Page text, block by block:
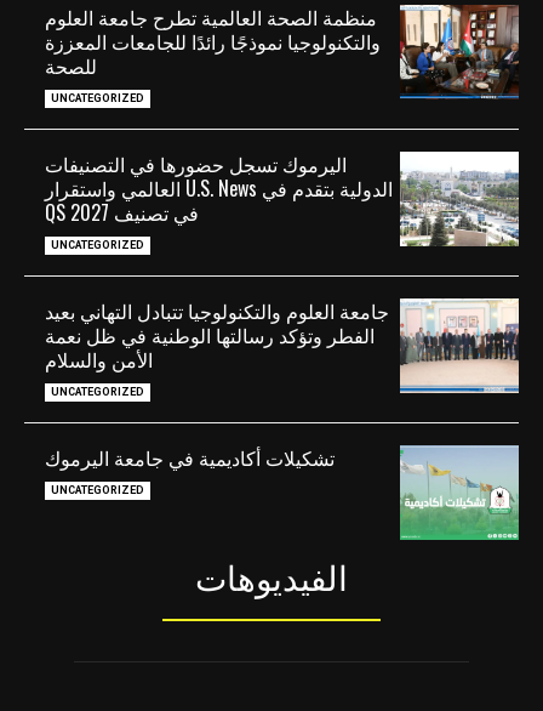
منظمة الصحة العالمية تطرح جامعة العلوم
والتكنولوجيا نموذجًا رائدًا للجامعات المعززة
للصحة
UNCATEGORIZED
اليرموك تسجل حضورها في التصنيفات
الدولية بتقدم في U.S. News العالمي واستقرار
في تصنيف QS 2027
UNCATEGORIZED
جامعة العلوم والتكنولوجيا تتبادل التهاني بعيد
الفطر وتؤكد رسالتها الوطنية في ظل نعمة
الأمن والسلام
UNCATEGORIZED
تشكيلات أكاديمية في جامعة اليرموك
UNCATEGORIZED
الفيديوهات